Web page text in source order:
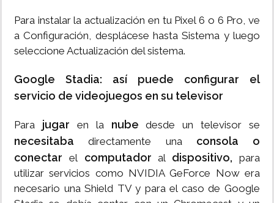
Para instalar la actualización en tu Pixel 6 o 6 Pro, ve
a Configuración, desplácese hasta Sistema y luego
seleccione Actualización del sistema.
Google Stadia: así puede configurar el
servicio de videojuegos en su televisor
Para jugar en la nubedesde un televisor se
necesitabadirectamente una consola o
conectar elcomputador al dispositivo, para
utilizar servicios como NVIDIA GeForce Now era
necesario una Shield TV y para el caso de Google